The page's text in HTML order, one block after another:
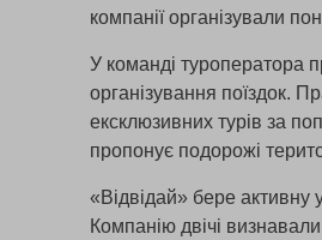
компанії організували
У команді туроператора
організування поїздок.
ексклюзивних турів за
пропонує подорожі
«Відвідай» бере активну
Компанію двічі